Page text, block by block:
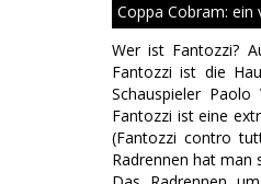
Coppa Cobram: ein
Wer ist Fantozzi?
Fantozzi ist die
Schauspieler
Fantozzi ist eine
(Fantozzi contro
Radrennen hat man